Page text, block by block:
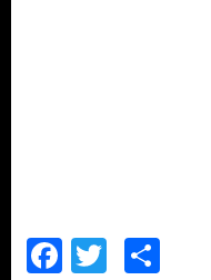
Facebook
Twitter